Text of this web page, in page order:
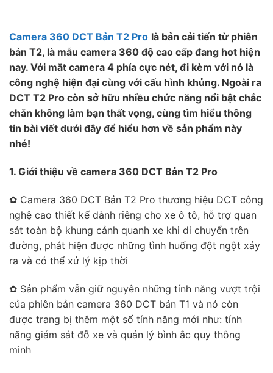
Camera 360 DCT Bản T2 Pro là bản cải tiến từ phiên
bản T2, là mẫu camera 360 độ cao cấp đang hot hiện
nay. Với mắt camera 4 phía cực nét, đi kèm với nó là
công nghệ hiện đại cùng với cấu hình khủng. Ngoài ra
DCT T2 Pro còn sở hữu nhiều chức năng nổi bật chắc
chắn không làm bạn thất vọng, cùng tìm hiểu thông
tin bài viết dưới đây để hiểu hơn về sản phẩm này
nhé!
1. Giới thiệu về camera 360 DCT Bản T2 Pro
✿ Camera 360 DCT Bản T2 Pro thương hiệu DCT công
nghệ cao thiết kế dành riêng cho xe ô tô, hỗ trợ quan
sát toàn bộ khung cảnh quanh xe khi di chuyển trên
đường, phát hiện được những tình huống đột ngột xảy
ra và có thể xử lý kịp thời
✿ Sản phẩm vẫn giữ nguyên những tính năng vượt trội
của phiên bản camera 360 DCT bản T1 và nó còn
được trang bị thêm một số tính năng mới như: tính
năng giám sát đỗ xe và quản lý bình ắc quy thông
minh